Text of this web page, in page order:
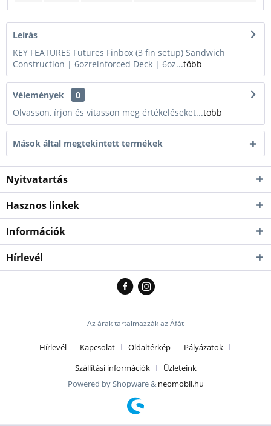
Leírás
KEY FEATURES Futures Finbox (3 fin setup) Sandwich
Construction | 6ozreinforced Deck | 6oz...több
Vélemények
0
Olvasson, írjon és vitasson meg értékeléseket...több
Mások által megtekintett termékek
Nyitvatartás
Hasznos linkek
Információk
Hírlevél
Az árak tartalmazzák az Áfát
Hírlevél Kapcsolat Oldaltérkép
Pályázatok
Szállítási információk
Üzleteink
Powered by Shopware & neomobil.hu